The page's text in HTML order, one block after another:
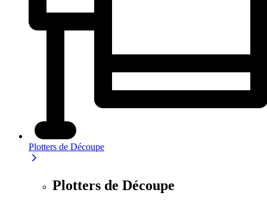
Plotters de Découpe
Plotters de Découpe